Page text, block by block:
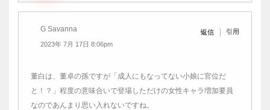
G Savanna
2023年 7月 17日 8:06pm
返信 引用
董白は、董卓の孫ですが「成人にもなってない小娘に官位だ
と！？」程度の意味合いで登場しただけの女性キャラ増加要員
なのであんまり思い入れないですね。